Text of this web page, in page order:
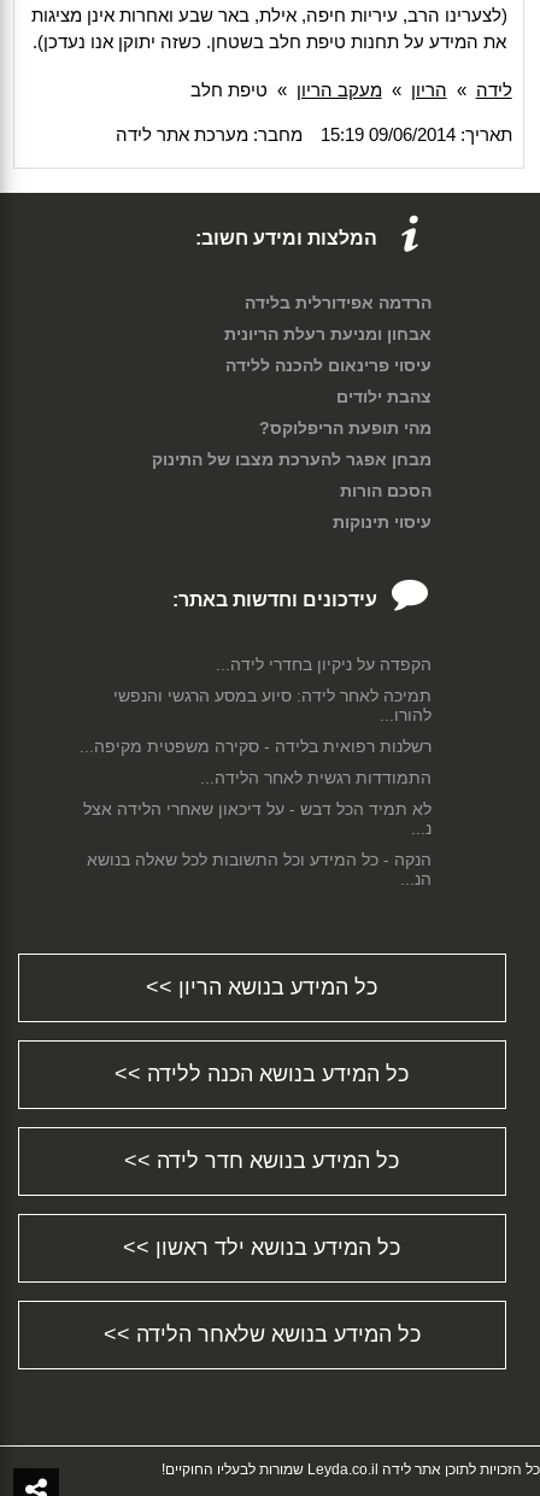
(לצערינו הרב, עיריות חיפה, אילת, באר שבע ואחרות אינן מציגות
את המידע על תחנות טיפת חלב בשטחן. כשזה יתוקן אנו נעדכן).
לידה » הריון »מעקב הריון » טיפת חלב
תאריך: 09/06/2014 15:19 מחבר: מערכת אתר לידה
המלצות ומידע חשוב:
הרדמה אפידורלית בלידה
אבחון ומניעת רעלת הריונית
עיסוי פרינאום להכנה ללידה
צהבת ילודים
מהי תופעת הריפלוקס?
מבחן אפגר להערכת מצבו של התינוק
הסכם הורות
עיסוי תינוקות
עידכונים וחדשות באתר:
הקפדה על ניקיון בחדרי לידה...
תמיכה לאחר לידה: סיוע במסע הרגשי והנפשי
להורו...
רשלנות רפואית בלידה - סקירה משפטית מקיפה...
התמודדות רגשית לאחר הלידה...
לא תמיד הכל דבש - על דיכאון שאחרי הלידה אצל
נ...
הנקה - כל המידע וכל התשובות לכל שאלה בנושא
הנ...
ש...
התינוק סובל מעצירות? חשוב להבין מדוע ומה
הגיע שלך הזמן לחזור לעבודה?...
התפתחות תינוקות - צעד אחר צעד...
מידע על סיבוכים אפשריים במהלך הלידה...
מושב בטיחות לרכב Car Safety Seat...
איך בוחרים שם לתינוק? טיפים ורעיונות טובים......
התינוק שלך נולד שעיר? לא נורא......
ו...
כל המידע בנושא הריון >>
כל המידע בנושא הכנה ללידה >>
כל המידע בנושא חדר לידה >>
כל המידע בנושא ילד ראשון >>
כל המידע בנושא שלאחר הלידה >>
כל הזכויות לתוכן אתר לידה Leyda.co.il שמורות לבעליו החוקיים!